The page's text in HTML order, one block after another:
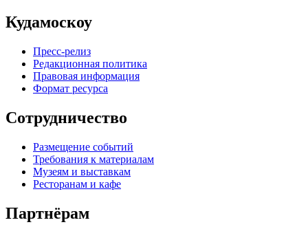
Кудамоскоу
Пресс-релиз
Редакционная политика
Правовая информация
Формат ресурса
Сотрудничество
Размещение событий
Требования к материалам
Музеям и выставкам
Ресторанам и кафе
Партнёрам